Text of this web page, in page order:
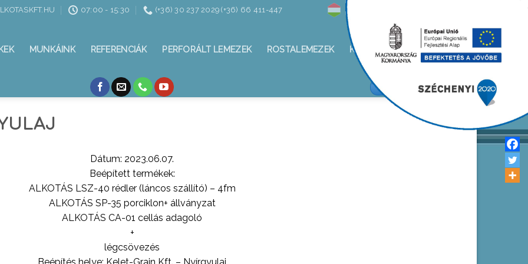
07:00 - 15:30 (+36) 30 237 2029 (+36) 66 411-447
MUNKÁINK REFERENCIÁK PERFORÁLT LEMEZEK ROSTALEMEZEK KAPCSOLAT
ALKOTÁS KFT/FACEBOOK
Dátum: 2023.06.07.
Beépített termékek:
ALKOTÁS LSZ-40 rédler (láncos szállító) – 4fm
ALKOTÁS SP-35 porciklon+ állványzat
ALKOTÁS CA-01 cellás adagoló
+
légcsövezés